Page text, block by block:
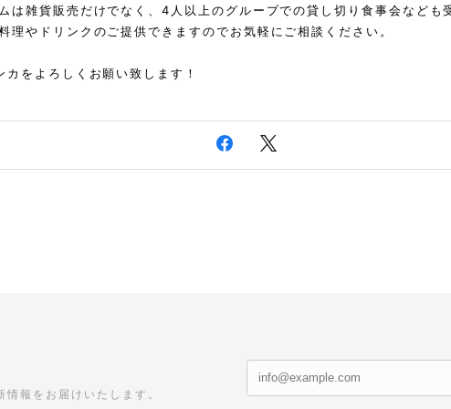
は雑貨販売だけでなく、4人以上のグループでの貸し切り食事会なども
理やドリンクのご提供できますのでお気軽にご相談ください。
カをよろしくお願い致します！
報をお届けいたします。